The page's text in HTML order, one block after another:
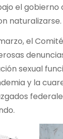
el gobierno
naturalizarse.
el
sexual
y la